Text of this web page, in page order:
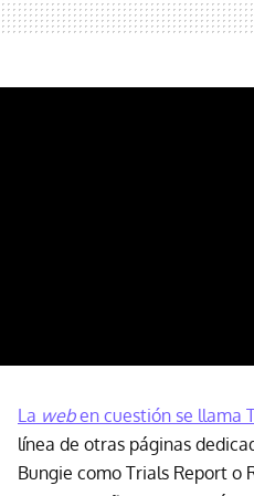
La weben cuestión se llama
línea de otras páginas
Bungie como Trials Report o